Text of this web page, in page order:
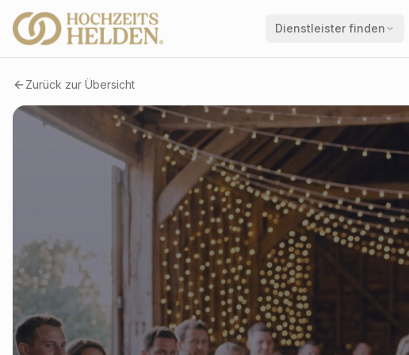
Dienstleister finden
Zurück zur Übersicht